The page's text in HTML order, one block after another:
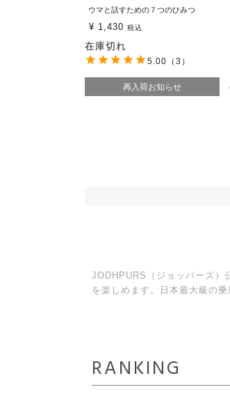
ウマと話すための７つのひみつ
¥ 1,430 税込
在庫切れ
再入荷お知らせ
5.00 （3）
JODHPURS（ジョッパーズ）
を楽しめます。日本最大級の
RANKING